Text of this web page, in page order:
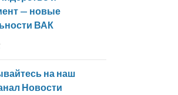
— новые
ВАК
на наш
Новости